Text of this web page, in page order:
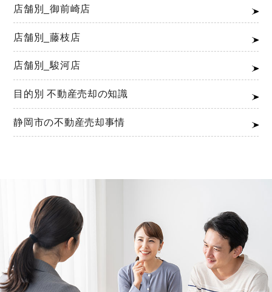
店舗別_御前崎店
店舗別_藤枝店
店舗別_駿河店
目的別 不動産売却の知識
静岡市の不動産売却事情